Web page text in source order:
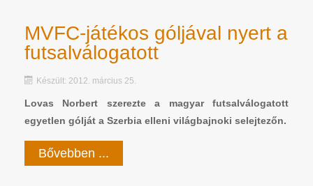
MVFC-játékos góljával nyert a
futsalválogatott
Készült: 2012. március 25.
Lovas Norbert szerezte a magyar futsalválogatott
egyetlen gólját a Szerbia elleni világbajnoki selejtezőn.
Bővebben ...